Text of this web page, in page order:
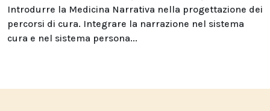
Introdurre la Medicina Narrativa nella progettazione dei
percorsi di cura. Integrare la narrazione nel sistema
cura e nel sistema persona...